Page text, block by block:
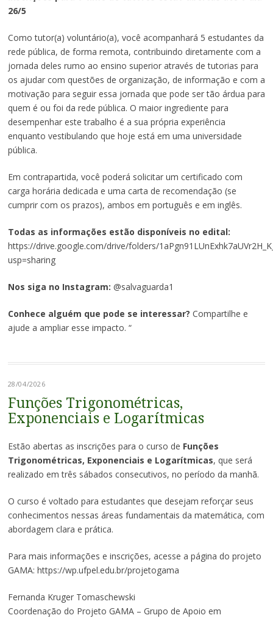
26/5
Como tutor(a) voluntário(a), você acompanhará 5 estudantes da
rede pública, de forma remota, contribuindo diretamente com a
jornada deles rumo ao ensino superior através de tutorias para
os ajudar com questões de organização, de informação e com a
motivação para seguir essa jornada que pode ser tão árdua para
quem é ou foi da rede pública. O maior ingrediente para
desempenhar este trabalho é a sua própria experiência
enquanto vestibulando que hoje está em uma universidade
pública.
Em contrapartida, você poderá solicitar um certificado com
carga horária dedicada e uma carta de recomendação (se
cumprir com os prazos), ambos em português e em inglês.
Todas as informações estão disponíveis no edital:
https://drive.google.com/drive/folders/
usp=sharing
Nos siga no Instagram: @salvaguarda1
Conhece alguém que pode se interessar? Compartilhe e
ajude a ampliar esse impacto. “
28/04/2026
Funções Trigonométricas,
Exponenciais e Logarítmicas
Estão abertas as inscrições para o curso de Funções
Trigonométricas, Exponenciais e Logarítmicas, que será
realizado em três sábados consecutivos, no período da manhã.
O curso é voltado para estudantes que desejam reforçar seus
conhecimentos nessas áreas fundamentais da matemática, com
abordagem clara e prática.
Para mais informações e inscrições, acesse a página do projeto
GAMA: https://wp.ufpel.edu.br/projetogama
Fernanda Kruger Tomaschewski
Coordenação do Projeto GAMA – Grupo de Apoio em